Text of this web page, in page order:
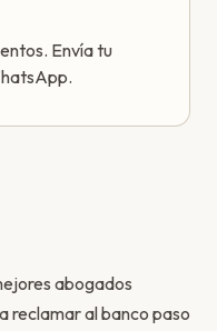
Envía tu
abogados
reclamar al banco paso